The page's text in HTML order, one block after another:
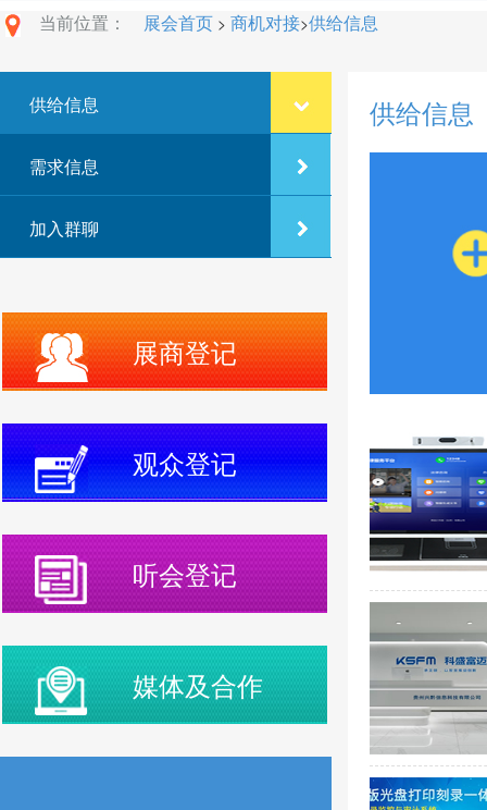
当前位置： 展会首页 > 商机对接>供给信息
供给信息
需求信息
加入群聊
展商登记
观众登记
听会登记
媒体及合作
供给信息